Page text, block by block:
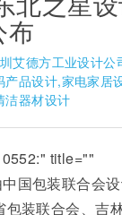
布
艾德方工业设计公
品设计,家电家居
洁器材设计
title=""
国包装联合会
包装联合会、吉